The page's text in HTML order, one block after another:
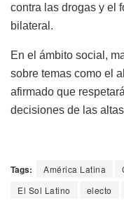
contra las drogas y el
bilateral.
En el ámbito social,
sobre temas como el
afirmado que
decisiones de las
Tags: América Latina
El Sol Latino
electo